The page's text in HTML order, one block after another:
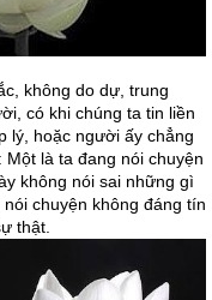
không do dự, trung
có khi chúng ta tin liền
lý, hoặc người ấy chẳng
là ta đang nói chuyện
không nói sai những gì
chuyện không đáng tín
thật.